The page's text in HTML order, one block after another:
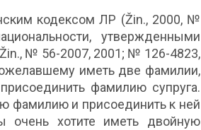
кодексом ЛР (Žin., 2000, №
утвержденными
№ 56-2007, 2001; № 126-4823,
иметь две фамилии,
фамилию супруга.
фамилию и присоединить к ней
хотите иметь двойную